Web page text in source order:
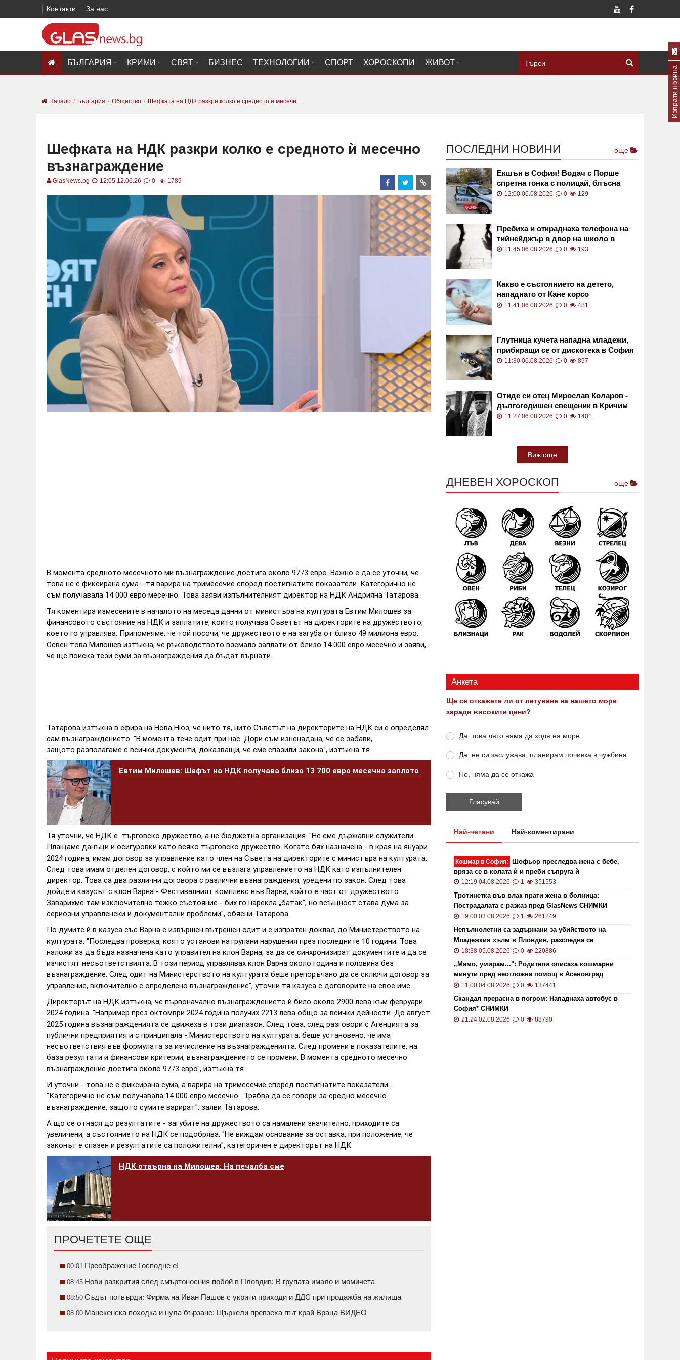
Контакти За нас
БЪЛГАРИЯ КРИМИ СВЯТ БИЗНЕС ТЕХНОЛОГИИ СПОРТ ХОРОСКОПИ ЖИВОТ
Начало България Общество Шефката на НДК разкри колко е средното ѝ месечн...
Шефката на НДК разкри колко е средното ѝ месечно
възнаграждение
GlasNews.bg 12:05 12.06.26 0 1789
В момента средното месечното ми възнаграждение достига около 9773 евро. Важно е да се уточни, че
това не е фиксирана сума - тя варира на тримесечие според постигнатите показатели. Категорично не
съм получавала 14 000 евро месечно. Това заяви изпълнителният директор на НДК Андрияна Татарова.
Тя коментира измесените в началото на месеца данни от министъра на културата Евтим Милошев за
финансовото състояние на НДК и заплатите, които получава Съветът на директорите на дружеството,
което го управлява. Припомняме, че той посочи, че дружеството е на загуба от близо 49 милиона евро.
Освен това Милошев изтъкна, че ръководството вземало заплати от близо 14 000 евро месечно и заяви,
че ще поиска тези суми за възнаграждения да бъдат върнати.
Татарова изтъкна в ефира на Нова Нюз, че нито тя, нито Съветът на директорите на НДК си е определял
сам възнаграждението. "В момента тече одит при нас. Дори съм изненадана, че се забави,
защото разполагаме с всички документи, доказващи, че сме спазили закона", изтъкна тя.
Евтим Милошев: Шефът на НДК получава близо 13 700 евро месечна заплата
Тя уточни, че НДК е търговско дружество, а не бюджетна организация. "Не сме държавни служители.
Плащаме данъци и осигуровки като всяко търговско дружество. Когато бях назначена - в края на януари
2024 година, имам договор за управление като член на Съвета на директорите с министъра на културата.
След това имам отделен договор, с който ми се възлага управлението на НДК като изпълнителен
директор. Това са два различни договора с различни възнаграждения, уредени по закон. След това
дойде и казусът с клон Варна - Фестивалният комплекс във Варна, който е част от дружеството.
Заварихме там изключително тежко състояние - бих го нарекла „батак“, но всъщност става дума за
сериозни управленски и документални проблеми", обясни Татарова.
По думите ѝ в казуса със Варна е извършен вътрешен одит и е изпратен доклад до Министерството на
културата. "Последва проверка, която установи натрупани нарушения през последните 10 години. Това
наложи аз да бъда назначена като управител на клон Варна, за да се синхронизират документите и да се
изчистят несъответствията. В този период управлявах клон Варна около година и половина без
възнаграждение. След одит на Министерството на културата беше препоръчано да се сключи договор за
управление, включително с определено възнаграждение", уточни тя казуса с договорите на свое име.
Директорът на НДК изтъкна, че първоначално възнаграждението ѝ било около 2900 лева към февруари
2024 година. "Например през октомври 2024 година получих 2213 лева общо за всички дейности. До август
2025 година възнагражденията се движеха в този диапазон. След това, след разговори с Агенцията за
публични предприятия и с принципала - Министерството на културата, беше установено, че има
несъответствия във формулата за изчисление на възнагражденията. След промени в показателите, на
база резултати и финансови критерии, възнаграждението се промени. В момента средното месечно
възнаграждение достига около 9773 евро", изтъкна тя.
И уточни - това не е фиксирана сума, а варира на тримесечие според постигнатите показатели.
"Категорично не съм получавала 14 000 евро месечно. Трябва да се говори за средно месечно
възнаграждение, защото сумите варират", заяви Татарова.
А що се отнася до резултатите - загубите на дружеството са намалени значително, приходите са
увеличени, а състоянието на НДК се подобрява. "Не виждам основание за оставка, при положение, че
законът е спазен и резултатите са положителни", категоричен е директорът на НДК.
НДК отвърна на Милошев: На печалба сме
ПРОЧЕТЕТЕ ОЩЕ
00:01 Преображение Господне е!
08:45 Нови разкрития след смъртоносния побой в Пловдив: В групата имало и момичета
08:50 Съдът потвърди: Фирма на Иван Пашов с укрити приходи и ДДС при продажба на жилища
08:00 Манекенска походка и нула бързане: Щъркели превзеха път край Враца ВИДЕО
ПОСЛЕДНИ НОВИНИ още
Екшън в София! Водач с Порше
спретна гонка с полицай, блъсна
патрулката и избяга
12:00 06.08.2026 0 129
Пребиха и откраднаха телефона на
тийнейджър в двор на школо в
Плевенско
11:45 06.08.2026 0 193
Какво е състоянието на детето,
нападнато от Кане корсо
11:41 06.08.2026 0 481
Глутница кучета нападна младежи,
прибиращи се от дискотека в София
11:30 06.08.2026 0 897
Отиде си отец Мирослав Коларов -
дългогодишен свещеник в Кричим
11:27 06.08.2026 0 1401
Виж още
ДНЕВЕН ХОРОСКОП още
Анкета
Ще се откажете ли от летуване на нашето море
заради високите цени?
Да, това лято няма да ходя на море
Да, не си заслужава, планирам почивка в чужбина
Не, няма да се откажа
Най-четени Най-коментирани
Кошмар в София:
Шофьор преследва жена с бебе,
вряза се в колата ѝ и преби съпруга ѝ
12:19 04.08.2026 1 351553
Тротинетка във влак прати жена в болница:
Пострадалата с разказ пред GlasNews СНИМКИ
19:00 03.08.2026 1 261249
Непълнолетни са задържани за убийството на
Младежкия хълм в Пловдив, разследва се
хомофобски мотив
18:38 05.08.2026 0 220886
„Мамо, умирам...": Родители описаха кошмарни
минути пред неотложна помощ в Асеновград
11:00 04.08.2026 0 137441
Скандал прерасна в погром: Нападнаха автобус в
София* СНИМКИ
21:24 02.08.2026 0 88790
Изпрати новина